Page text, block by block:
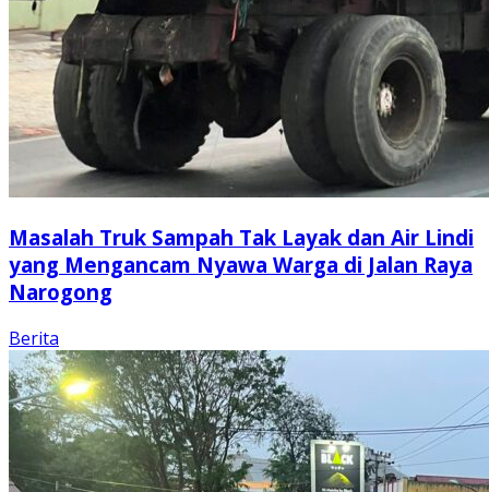
Masalah Truk Sampah Tak Layak dan Air Lindi
yang Mengancam Nyawa Warga di Jalan Raya
Narogong
Berita